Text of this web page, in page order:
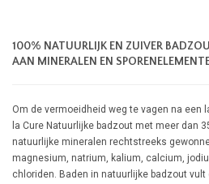
100% NATUURLIJK EN ZUIVER
AAN MINERALEN EN
Om de vermoeidheid weg te vagen na een
la Cure Natuurlijke badzout met meer dan
natuurlijke mineralen rechtstreeks
magnesium, natrium, kalium, calcium,
chloriden. Baden in natuurlijke badzout